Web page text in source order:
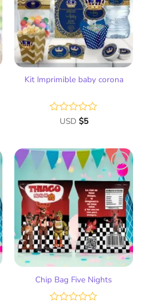
de
deseos
Kit Imprimible baby corona
Valorado
de
USD $5
Añadir
a la
lista
de
deseos
Chip Bag Five Nights